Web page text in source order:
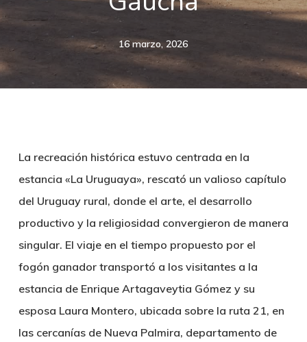
16 marzo, 2026
La recreación histórica estuvo centrada en la
estancia «La Uruguaya», rescató un valioso capítulo
del Uruguay rural, donde el arte, el desarrollo
productivo y la religiosidad convergieron de manera
singular. El viaje en el tiempo propuesto por el
fogón ganador transportó a los visitantes a la
estancia de Enrique Artagaveytia Gómez y su
esposa Laura Montero, ubicada sobre la ruta 21, en
las cercanías de Nueva Palmira, departamento de